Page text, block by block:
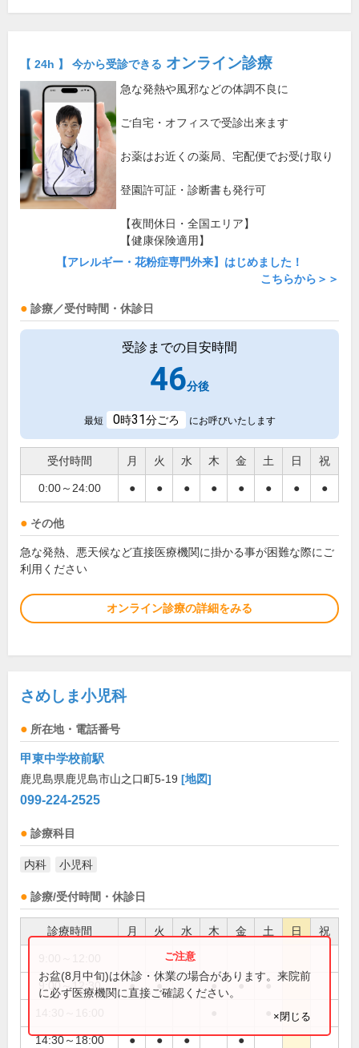
【 24h 】 今から受診できる オンライン診療
急な発熱や風邪などの体調不良に
ご自宅・オフィスで受診出来ます
お薬はお近くの薬局、宅配便でお受け取り
登園許可証・診断書も発行可
【夜間休日・全国エリア】
【健康保険適用】
【アレルギー・花粉症専門外来】はじめました！
こちらから＞＞
診療／受付時間・休診日
受診までの目安時間
46分後
最短 0時31分ごろ にお呼びいたします
受付時間 月 火 水 木 金 土 日 祝
0:00～24:00 ● ● ● ● ● ● ● ●
その他
急な発熱、悪天候など直接医療機関に掛かる事が困難な際にご
利用ください
オンライン診療の詳細をみる
さめしま小児科
所在地・電話番号
甲東中学校前駅
鹿児島県鹿児島市山之口町5-19 [地図]
099-224-2525
診療科目
内科 小児科
診療/受付時間・休診日
診療時間 月 火 水 木 金 土 日 祝
●
9:00～12:30 ● ● ● ● ●
14:30～18:00 ● ● ● ●
お盆(8月中旬)は休診・休業の場合があります。来院前
に必ず医療機関に直接ご確認ください。
×閉じる